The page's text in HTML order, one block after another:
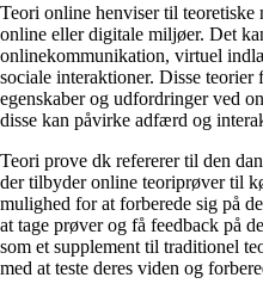
Teori online henviser til teoretiske
online eller digitale miljøer. Det
onlinekommunikation, virtuel
sociale interaktioner. Disse teorier
egenskaber og udfordringer ved
disse kan påvirke adfærd og
Teori prove dk refererer til den
der tilbyder online teoriprøver til
mulighed for at forberede sig på
at tage prøver og få feedback på
som et supplement til traditionel
med at teste deres viden og